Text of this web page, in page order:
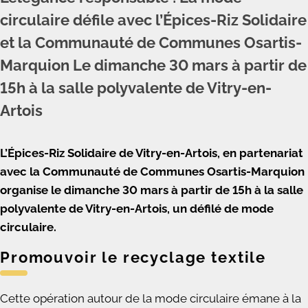
circulaire défile avec l’Épices-Riz Solidaire
et la Communauté de Communes Osartis-
Marquion Le dimanche 30 mars à partir de
15h à la salle polyvalente de Vitry-en-
Artois
L’Épices-Riz Solidaire de Vitry-en-Artois, en partenariat
avec la Communauté de Communes Osartis-Marquion
organise le dimanche 30 mars à partir de 15h à la salle
polyvalente de Vitry-en-Artois, un défilé de mode
circulaire.
Promouvoir le recyclage textile
Cette opération autour de la mode circulaire émane à la